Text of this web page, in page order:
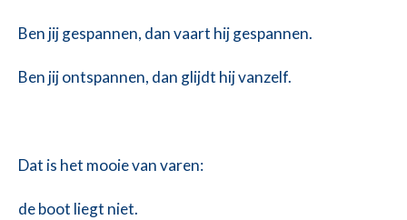
Ben jij gespannen, dan vaart hij gespannen.
Ben jij ontspannen, dan glijdt hij vanzelf.
Dat is het mooie van varen:
de boot liegt niet.